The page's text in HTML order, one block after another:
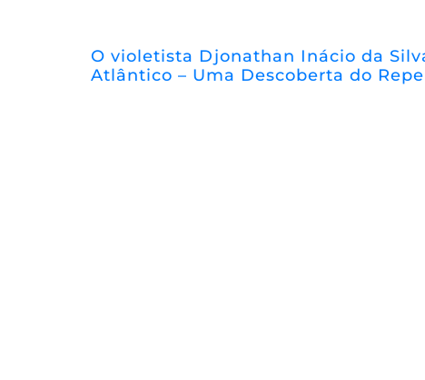
O violetista Djonathan Inácio da
Atlântico – Uma Descoberta do